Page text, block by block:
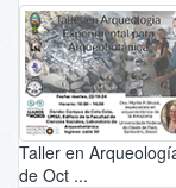
Taller en
de Oct ...